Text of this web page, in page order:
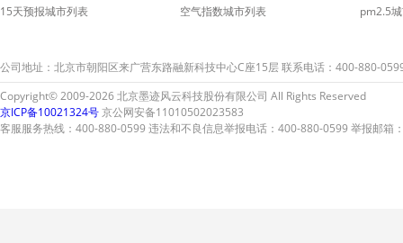
15天预报城市列表
空气指数城市列表
pm2.5
公司地址：北京市朝阳区来广营东路融新科技中心C座15层 联系电话：400-880-
Copyright© 2009-2026 北京墨迹风云科技股份有限公司 All Rights Reserved
京ICP备10021324号京公网安备11010502023583
客服服务热线：400-880-0599 违法和不良信息举报电话：400-880-0599 举报邮箱